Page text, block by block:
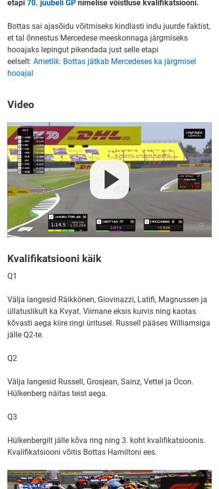
etapi 70. juubeli GP nimelise võistluse kvalifikatsiooni.
Bottas sai ajasõidu võitmiseks kindlasti indu juurde faktist,
et tal õnnestus Mercedese meeskonnaga järgmiseks
hooajaks lepingut pikendada just selle etapi
eelselt: Ametlik: Bottas jätkab Mercedeses ka järgmisel
hooajal
Video
Kvalifikatsiooni käik
Q1
Välja langesid Räikkönen, Giovinazzi, Latifi, Magnussen ja
üllatuslikult ka Kvyat. Viimane eksis kurvis ning kaotas
kõvasti aega kiire ringi üritusel. Russell pääses Williamsiga
jälle Q2-te.
Q2
Välja langesid Russell, Grosjean, Sainz, Vettel ja Ocon.
Hülkenberg näitas teist aega.
Q3
Hülkenbergilt jälle kõva ring ning 3. koht kvalifikatsioonis.
Kvalifikatsiooni võitis Bottas Hamiltoni ees.